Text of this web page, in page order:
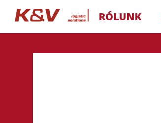
RÓLUNK